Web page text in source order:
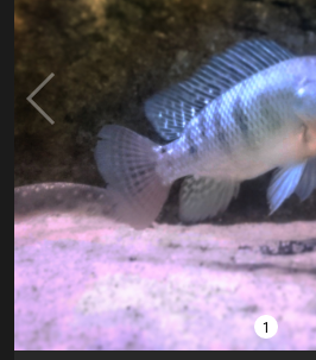
1